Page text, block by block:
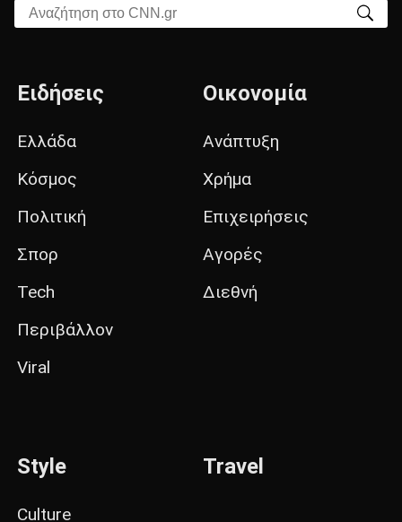
Αναζήτηση στο CNN.gr
Ειδήσεις
Ελλάδα
Κόσμος
Πολιτική
Σπορ
Tech
Περιβάλλον
Viral
Οικονομία
Ανάπτυξη
Χρήμα
Επιχειρήσεις
Αγορές
Διεθνή
Style
Culture
Travel